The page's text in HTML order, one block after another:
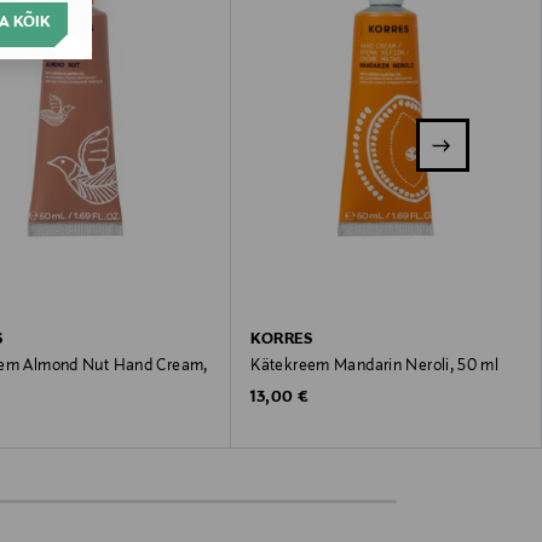
KÕIK
Almond Nut Hand Cream,
KORRES
Kätekreem Mandarin Neroli, 50 ml
Original Price
13,00 €